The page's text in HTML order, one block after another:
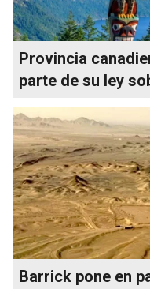
Provincia
parte de su ley
Barrick pone en